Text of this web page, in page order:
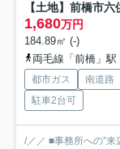
1,680万円
184.89㎡ (-)
両毛線「前橋」駅
都市ガス 南道路
駐車2台可
/／／ ■事務所への”